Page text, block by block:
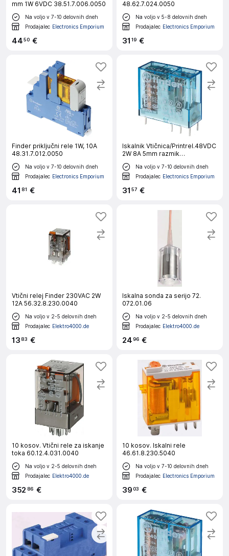
mm 1W 6VDC 38.51.7.006.0050
Na voljo v 7-10 delovnih dneh
Prodajalec Electronics Emporium
4450 €
48.62.7.024.0050
Na voljo v 5-8 delovnih dneh
Prodajalec Electronics Emporium
31 19 €
Finder priključni rele 1W, 10A
48.31.7.012.0050
Na voljo v 7-10 delovnih dneh
Prodajalec Electronics Emporium
41 81 €
Iskalnik Vtičnica/Printrel.48VDC
2W 8A 5mm razmik
40.52.9.048.0000
Na voljo v 7-10 delovnih dneh
Prodajalec Electronics Emporium
31 57 €
Vtični relej Finder 230VAC 2W
12A 56.32.8.230.0040
Na voljo v 2-5 delovnih dneh
Prodajalec Elektro4000.de
13 83 €
Iskalna sonda za serijo 72.
072.01.06
Na voljo v 2-5 delovnih dneh
Prodajalec Elektro4000.de
2496 €
10 kosov. Vtični rele za iskanje
toka 60.12.4.031.0040
Na voljo v 2-5 delovnih dneh
Prodajalec Elektro4000.de
352 86 €
10 kosov. Iskalni rele
46.61.8.230.5040
Na voljo v 7-10 delovnih dneh
Prodajalec Electronics Emporium
3903 €